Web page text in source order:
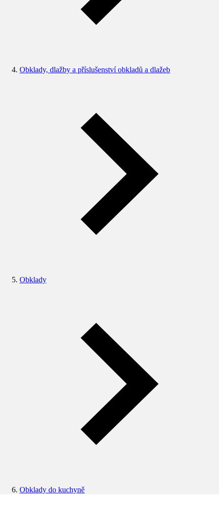
Obklady, dlažby a příslušenství obkladů a dlažeb
Obklady
Obklady do kuchyně